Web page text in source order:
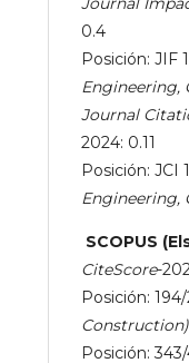
0.4
Posición: JIF
Engineering,
Journal
2024: 0.11
Posición: JCI
Engineering,
SCOPUS
CiteScore-
Posición:
Construction)
Posición: